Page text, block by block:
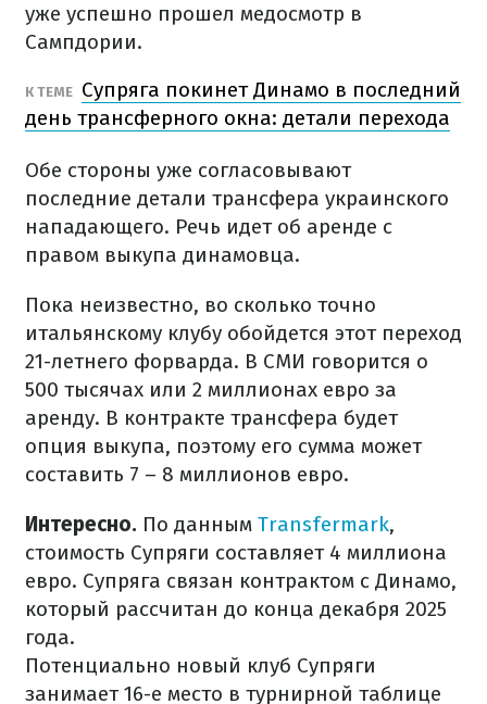
уже успешно прошел медосмотр в
Сампдории.
К ТЕМЕ Супряга покинет Динамо в последний
день трансферного окна: детали перехода
Обе стороны уже согласовывают
последние детали трансфера украинского
нападающего. Речь идет об аренде с
правом выкупа динамовца.
Пока неизвестно, во сколько точно
итальянскому клубу обойдется этот переход
21-летнего форварда. В СМИ говорится о
500 тысячах или 2 миллионах евро за
аренду. В контракте трансфера будет
опция выкупа, поэтому его сумма может
составить 7 – 8 миллионов евро.
Интересно. По данным Transfermark,
стоимость Супряги составляет 4 миллиона
евро. Супряга связан контрактом с Динамо,
который рассчитан до конца декабря 2025
года.
Потенциально новый клуб Супряги
занимает 16-е место в турнирной таблице